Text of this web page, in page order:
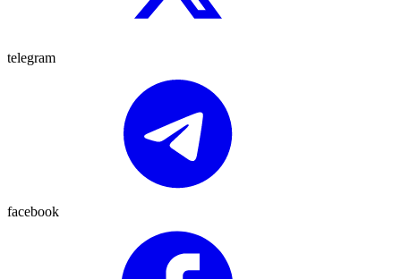
telegram
facebook